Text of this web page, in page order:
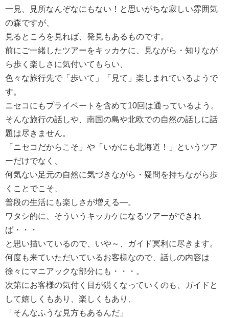
一見、見所なんぞなにもない！と思いがちな寂しい雰囲気
の森ですが、
見るところを見れば、発見もあるものです。
前にご一緒したツアーをキッカケに、見ながら・知りなが
ら歩く楽しさに気付いてもらい、
色々な旅行先で「歩いて」「見て」楽しまれているようで
す。
ニセコにもプライベートを含めて10回は通っているよう。
そんな旅行の話しや、南国の島や北欧での自然の話しに話
題は尽きません。
「ニセコだからこそ」や「いかにも北海道！」というツア
ーだけでなく、
何気ない足元の自然に気づきながら・疑問を持ちながら歩
くことでこそ、
普段の生活にも楽しさが増える―。
ワタシ的に、そういうキッカケになるツアーができれ
ば・・・
と思い描いているので、いや～、ガイド冥利に尽きます。
何度も来ていただいているお客様なので、話しの内容は
徐々にマニアックな部分にも・・・。
次第にお客様の気付く目が鋭くなっていくのも、ガイドと
して嬉しくもあり、楽しくもあり、
「そんなふうな見方もあるんだ」